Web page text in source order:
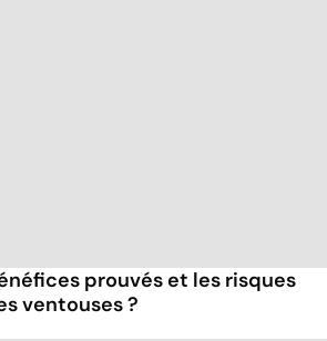
prouvés et les risques
ventouses ?